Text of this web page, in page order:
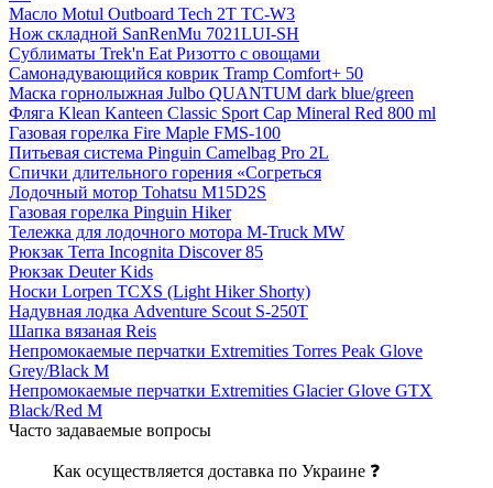
Масло Motul Outboard Tech 2T TC-W3
Нож складной SanRenMu 7021LUI-SH
Сублиматы Trek'n Eat Ризотто с овощами
Самонадувающийся коврик Tramp Comfort+ 50
Маска горнолыжная Julbo QUANTUM dark blue/green
Фляга Klean Kanteen Classic Sport Cap Mineral Red 800 ml
Газовая горелка Fire Maple FMS-100
Питьевая система Pinguin Camelbag Pro 2L
Спички длительного горения «Согреться
Лодочный мотор Tohatsu M15D2S
Газовая горелка Pinguin Hiker
Тележка для лодочного мотора M-Truck MW
Рюкзак Terra Incognita Discover 85
Рюкзак Deuter Kids
Носки Lorpen TCXS (Light Hiker Shorty)
Надувная лодка Adventure Scout S-250T
Шапка вязаная Reis
Непромокаемые перчатки Extremities Torres Peak Glove
Grey/Black M
Непромокаемые перчатки Extremities Glacier Glove GTX
Black/Red M
Часто задаваемые вопросы
Как осуществляется доставка по Украине ❓